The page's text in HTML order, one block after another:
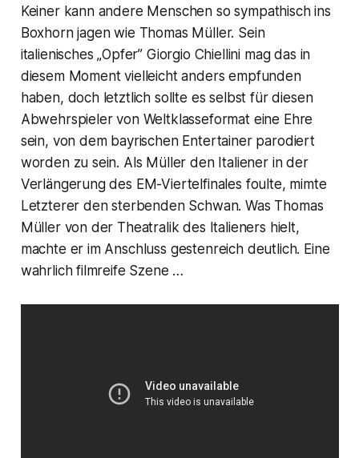
Keiner kann andere Menschen so sympathisch ins
Boxhorn jagen wie Thomas Müller. Sein
italienisches „Opfer” Giorgio Chiellini mag das in
diesem Moment vielleicht anders empfunden
haben, doch letztlich sollte es selbst für diesen
Abwehrspieler von Weltklasseformat eine Ehre
sein, von dem bayrischen Entertainer parodiert
worden zu sein. Als Müller den Italiener in der
Verlängerung des EM-Viertelfinales foulte, mimte
Letzterer den sterbenden Schwan. Was Thomas
Müller von der Theatralik des Italieners hielt,
machte er im Anschluss gestenreich deutlich. Eine
wahrlich filmreife Szene …